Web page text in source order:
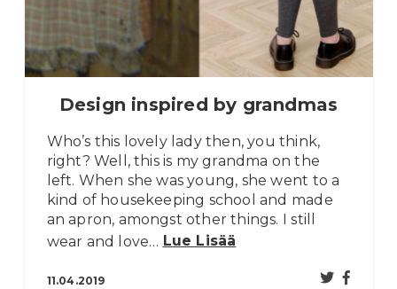
Design inspired by grandmas
Who’s this lovely lady then, you think,
right? Well, this is my grandma on the
left. When she was young, she went to a
kind of housekeeping school and made
an apron, amongst other things. I still
wear and love… Lue Lisää
11.04.2019